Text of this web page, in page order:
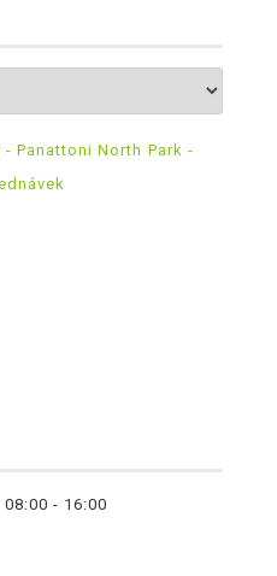
Panattoni North Park -
08:00 - 16:00